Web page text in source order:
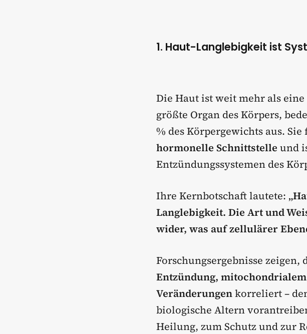
1. Haut-Langlebigkeit ist
Die Haut ist weit mehr als
größte Organ des Körpers,
% des Körpergewichts aus.
hormonelle Schnittstelle und
Entzündungssystemen des
Ihre Kernbotschaft lautete:
Langlebigkeit. Die Art und
wider, was auf zellulärer
Forschungsergebnisse
Entzündung,
Veränderungenkorreliert –
biologische Altern
Heilung, zum Schutz und zur